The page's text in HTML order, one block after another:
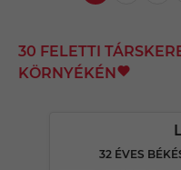
30 FELETTI
KÖRNYÉKÉN
32 ÉVES